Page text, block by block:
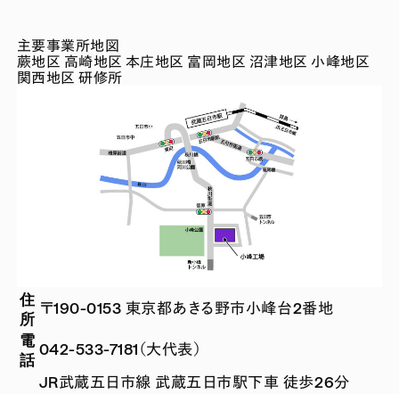
主要事業所地図
蕨地区 高崎地区 本庄地区 富岡地区 沼津地区 小峰地区
関西地区 研修所
住
所
〒190-0153 東京都あきる野市小峰台2番地
電
話
042-533-7181（大代表）
JR武蔵五日市線 武蔵五日市駅下車 徒歩26分